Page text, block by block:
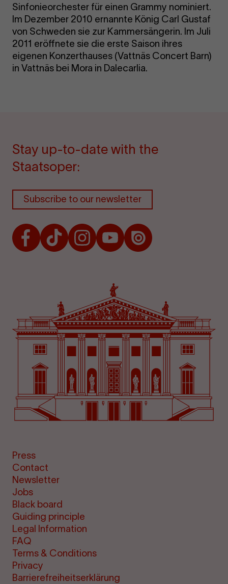
Sinfonieorchester für einen Grammy nominiert.
Im Dezember 2010 ernannte König Carl Gustaf
von Schweden sie zur Kammersängerin. Im Juli
2011 eröffnete sie die erste Saison ihres
eigenen Konzerthauses (Vattnäs Concert Barn)
in Vattnäs bei Mora in Dalecarlia.
Stay up-to-date with the
Staatsoper:
Subscribe to our newsletter
FacebookTikTokInstagramYoutubeIssuu
Press
Contact
Newsletter
Jobs
Black board
Guiding principle
Legal Information
FAQ
Terms & Conditions
Privacy
Barrierefreiheitserklärung